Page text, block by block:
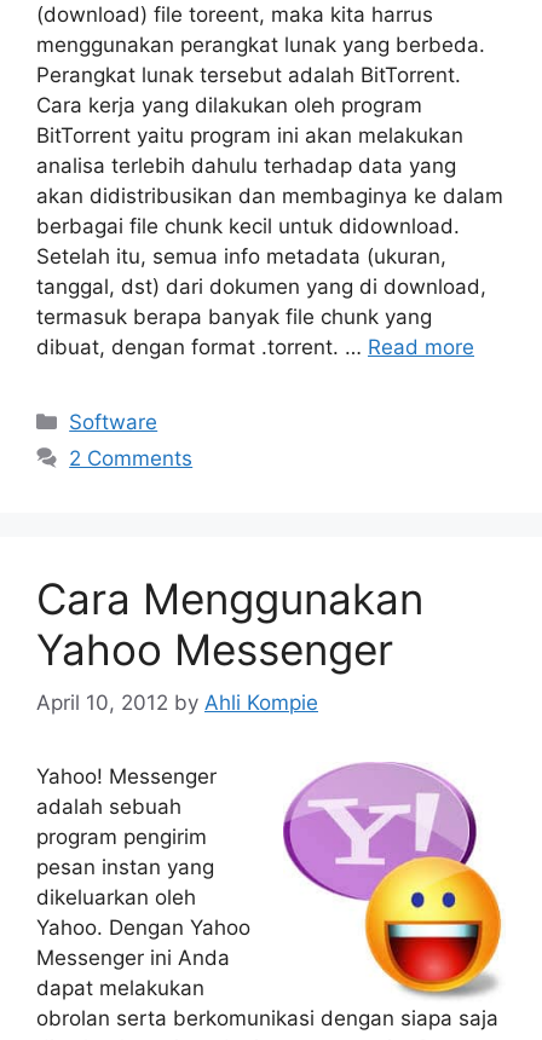
(download) file toreent, maka kita harrus
menggunakan perangkat lunak yang berbeda.
Perangkat lunak tersebut adalah BitTorrent.
Cara kerja yang dilakukan oleh program
BitTorrent yaitu program ini akan melakukan
analisa terlebih dahulu terhadap data yang
akan didistribusikan dan membaginya ke dalam
berbagai file chunk kecil untuk didownload.
Setelah itu, semua info metadata (ukuran,
tanggal, dst) dari dokumen yang di download,
termasuk berapa banyak file chunk yang
dibuat, dengan format .torrent. … Read more
Categories
Software
2 Comments
Cara Menggunakan
Yahoo Messenger
April 10, 2012 by Ahli Kompie
Yahoo! Messenger
adalah sebuah
program pengirim
pesan instan yang
dikeluarkan oleh
Yahoo. Dengan Yahoo
Messenger ini Anda
dapat melakukan
obrolan serta berkomunikasi dengan siapa saja